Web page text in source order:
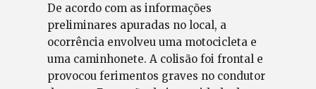
De acordo com as informações
preliminares apuradas no local, a
ocorrência envolveu uma motocicleta e
uma caminhonete. A colisão foi frontal e
provocou ferimentos graves no condutor